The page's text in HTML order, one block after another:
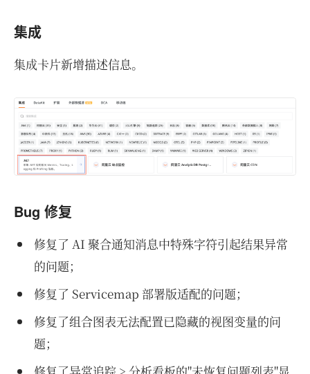
集成
集成卡片新增描述信息。
Bug 修复
修复了 AI 聚合通知消息中特殊字符引起结果异常
的问题；
修复了 Servicemap 部署版适配的问题；
修复了组合图表无法配置已隐藏的视图变量的问
题；